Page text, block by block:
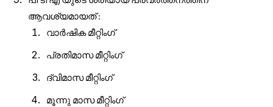
ആവശ്യമായത്:
വാർഷിക മീറ്റിംഗ്
പ്രതിമാസ മീറ്റിംഗ്
ദ്വിമാസ മീറ്റിംഗ്
മൂന്നു മാസ മീറ്റിംഗ്